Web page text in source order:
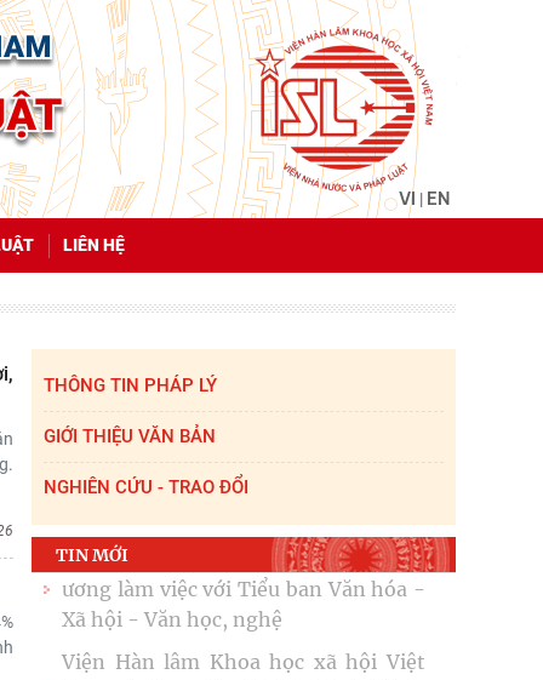
VI | EN
LIÊN HỆ
THÔNG TIN PHÁP LÝ
GIỚI THIỆU VĂN BẢN
NGHIÊN CỨU - TRAO ĐỔI
TIN MỚI
Viện Hàn lâm Khoa học xã hội Việt
Nam mở rộng hợp tác với Viện
Nghiên cứu Phát triển Công nghiệp